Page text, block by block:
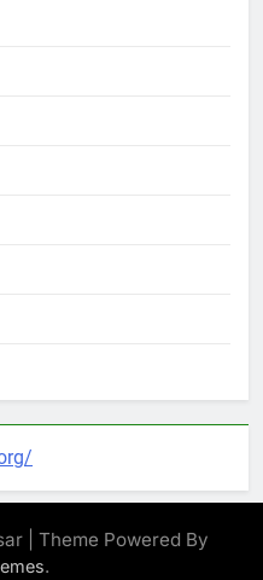
| Theme Powered By
.